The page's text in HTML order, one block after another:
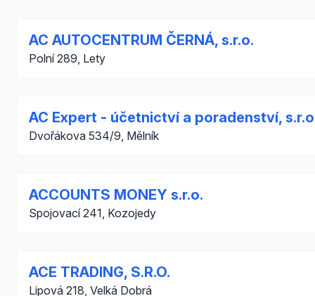
AC AUTOCENTRUM ČERNÁ, s.r.o.
Polní 289, Lety
AC Expert - účetnictví a poradenství,
Dvořákova 534/9, Mělník
ACCOUNTS MONEY s.r.o.
Spojovací 241, Kozojedy
ACE TRADING, S.R.O.
Lipová 218, Velká Dobrá